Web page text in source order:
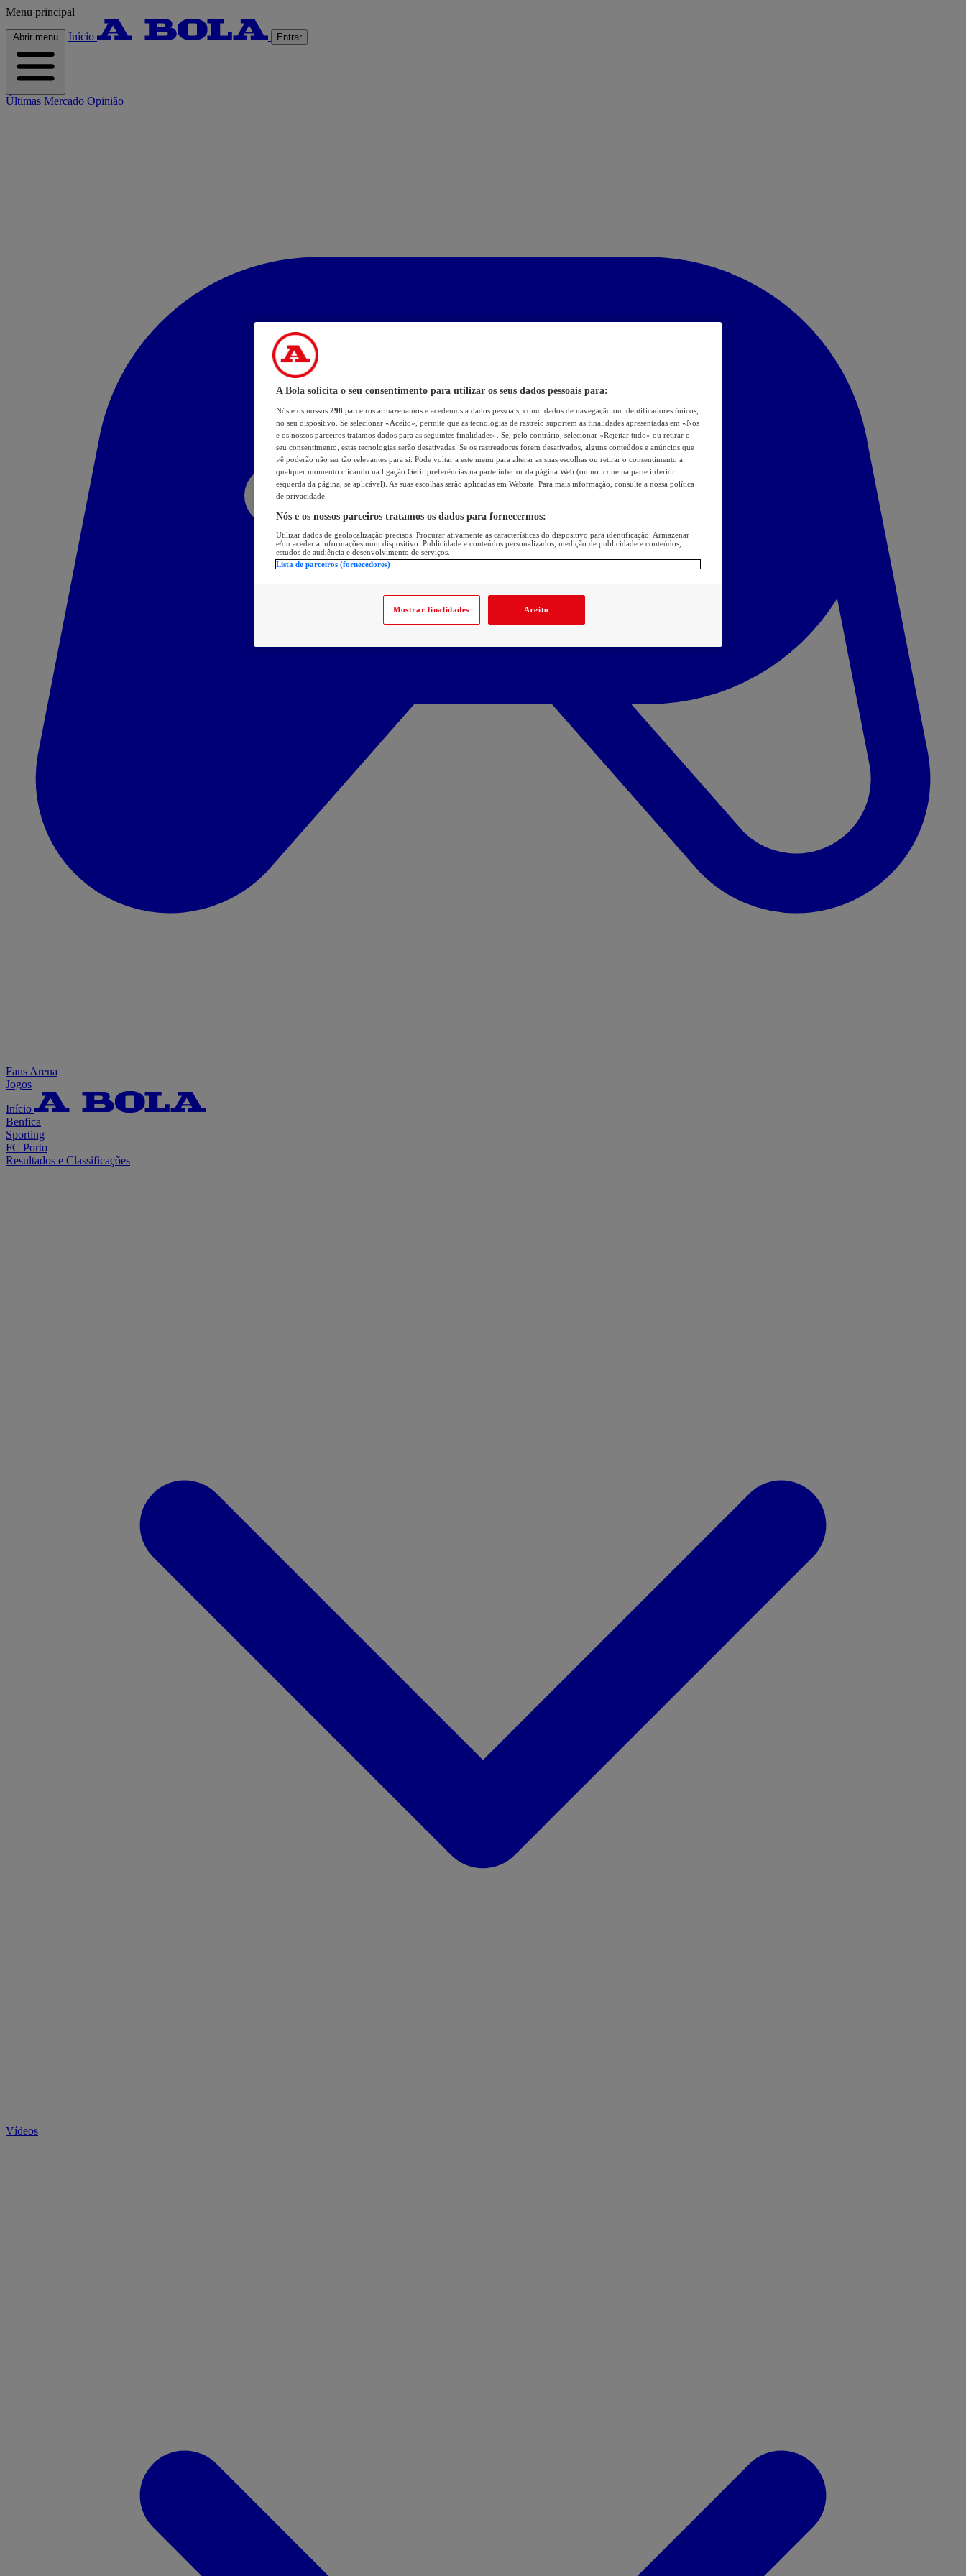
Menu principal
Abrir menu Início Entrar
Últimas Mercado Opinião
Fans Arena
Jogos
Início
Benfica
Sporting
FC Porto
Resultados e Classificações
Vídeos
A Bola solicita o seu consentimento para utilizar os seus dados pessoais para:
Nós e os nossos 298 parceiros armazenamos e acedemos a dados pessoais, como dados de navegação ou identificadores únicos,
no seu dispositivo. Se selecionar «Aceito», permite que as tecnologias de rastreio suportem as finalidades apresentadas em «Nós
e os nossos parceiros tratamos dados para as seguintes finalidades». Se, pelo contrário, selecionar «Rejeitar tudo» ou retirar o
seu consentimento, estas tecnologias serão desativadas. Se os rastreadores forem desativados, alguns conteúdos e anúncios que
vê poderão não ser tão relevantes para si. Pode voltar a este menu para alterar as suas escolhas ou retirar o consentimento a
qualquer momento clicando na ligação Gerir preferências na parte inferior da página Web (ou no ícone na parte inferior
esquerda da página, se aplicável). As suas escolhas serão aplicadas em Website. Para mais informação, consulte a nossa política
de privacidade.
Nós e os nossos parceiros tratamos os dados para fornecermos:
Utilizar dados de geolocalização precisos. Procurar ativamente as características do dispositivo para identificação. Armazenar
e/ou aceder a informações num dispositivo. Publicidade e conteúdos personalizados, medição de publicidade e conteúdos,
estudos de audiência e desenvolvimento de serviços.
Lista de parceiros (fornecedores)
Mostrar finalidades Aceito